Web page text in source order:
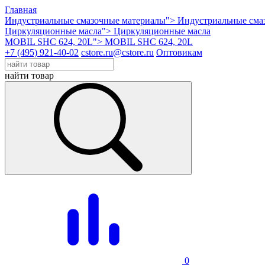
Главная
Индустриальные смазочные материалы"> Индустриальные
Циркуляционные масла"> Циркуляционные масла
MOBIL SHC 624, 20L"> MOBIL SHC 624, 20L
+7 (495) 921-40-02 cstore.ru@cstore.ru Оптовикам
найти товар
0